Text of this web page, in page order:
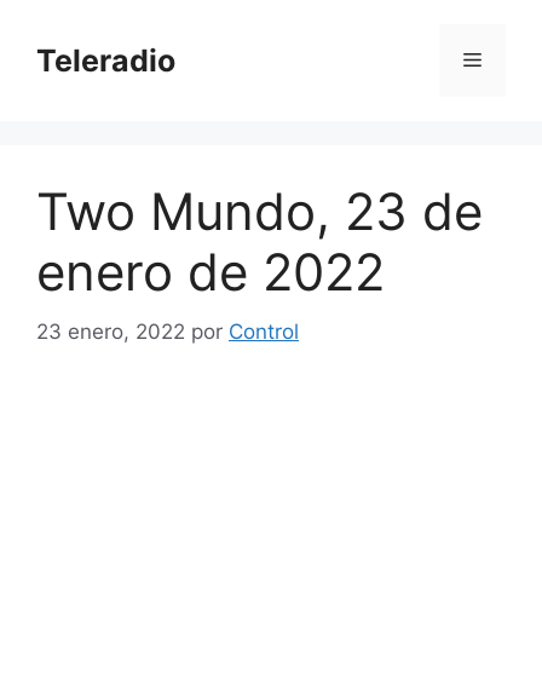
contenido
Teleradio Menú
Two Mundo, 23 de
enero de 2022
23 enero, 2022 por Control